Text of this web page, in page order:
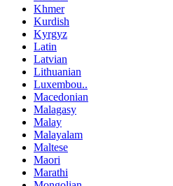
Khmer
Kurdish
Kyrgyz
Latin
Latvian
Lithuanian
Luxembou..
Macedonian
Malagasy
Malay
Malayalam
Maltese
Maori
Marathi